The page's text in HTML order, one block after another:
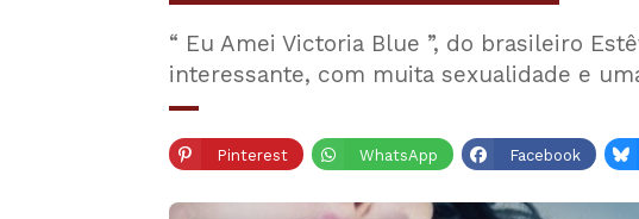
“ Eu Amei Victoria Blue ”, do brasileiro
interessante, com muita sexualidade e
Pinterest WhatsApp Facebook